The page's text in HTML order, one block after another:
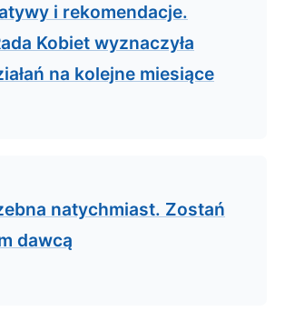
i rekomendacje.
Kobiet wyznaczyła
na kolejne miesiące
natychmiast. Zostań
dawcą